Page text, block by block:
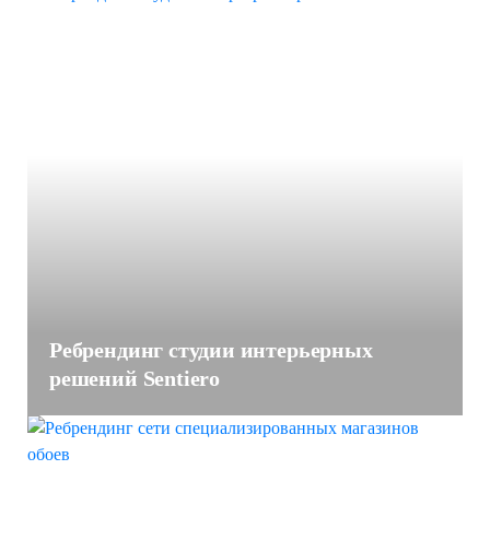
Ребрендинг студии интерьерных
решений Sentiero